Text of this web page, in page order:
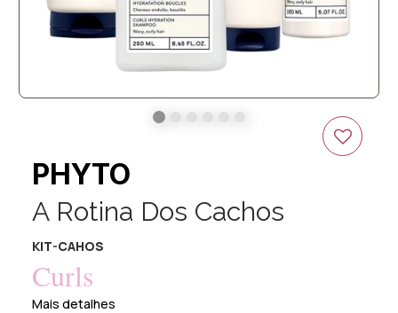
PHYTO
A Rotina Dos Cachos
KIT-CAHOS
Curls
Mais detalhes